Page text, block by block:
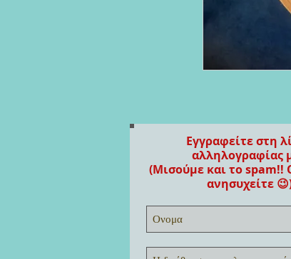
Εγγραφείτε στη
αλληλογραφίας
(Μισούμε και το spam!!
ανησυχείτε